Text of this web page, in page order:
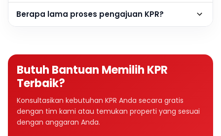
Berapa lama proses pengajuan KPR?
Butuh Bantuan Memilih KPR
Terbaik?
Konsultasikan kebutuhan KPR Anda secara gratis
dengan tim kami atau temukan properti yang sesuai
dengan anggaran Anda.